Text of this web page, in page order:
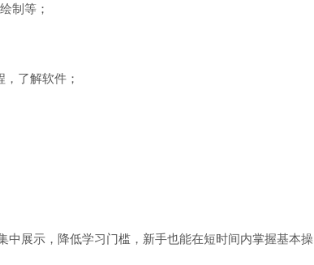
制等；
了解软件；
中展示，降低学习门槛，新手也能在短时间内掌握基本操